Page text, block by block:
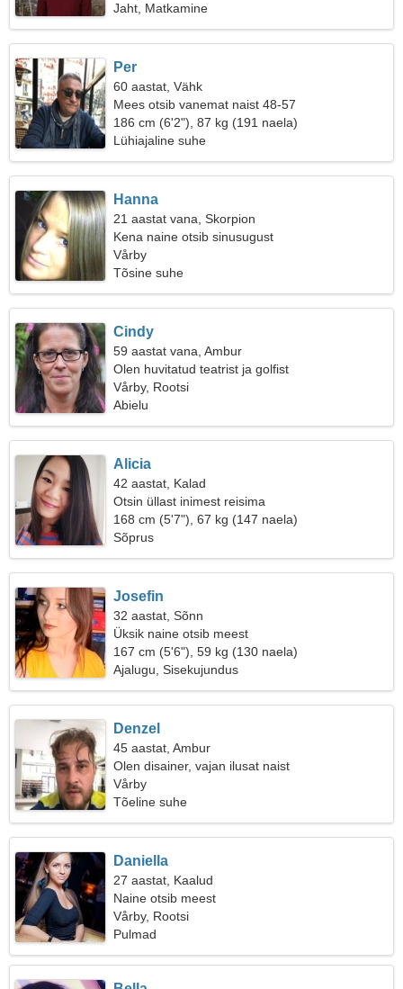
Jaht, Matkamine
Per
60 aastat, Vähk
Mees otsib vanemat naist 48-57
186 cm (6'2"), 87 kg (191 naela)
Lühiajaline suhe
Hanna
21 aastat vana, Skorpion
Kena naine otsib sinusugust
Vårby
Tõsine suhe
Cindy
59 aastat vana, Ambur
Olen huvitatud teatrist ja golfist
Vårby, Rootsi
Abielu
Alicia
42 aastat, Kalad
Otsin üllast inimest reisima
168 cm (5'7"), 67 kg (147 naela)
Sõprus
Josefin
32 aastat, Sõnn
Üksik naine otsib meest
167 cm (5'6"), 59 kg (130 naela)
Ajalugu, Sisekujundus
Denzel
45 aastat, Ambur
Olen disainer, vajan ilusat naist
Vårby
Tõeline suhe
Daniella
27 aastat, Kaalud
Naine otsib meest
Vårby, Rootsi
Pulmad